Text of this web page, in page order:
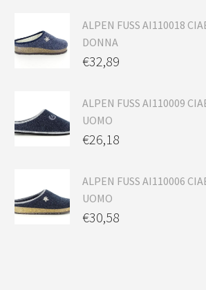
ALPEN FUSS AI110018
DONNA
€32,89
ALPEN FUSS AI110009
UOMO
€26,18
ALPEN FUSS AI110006
UOMO
€30,58